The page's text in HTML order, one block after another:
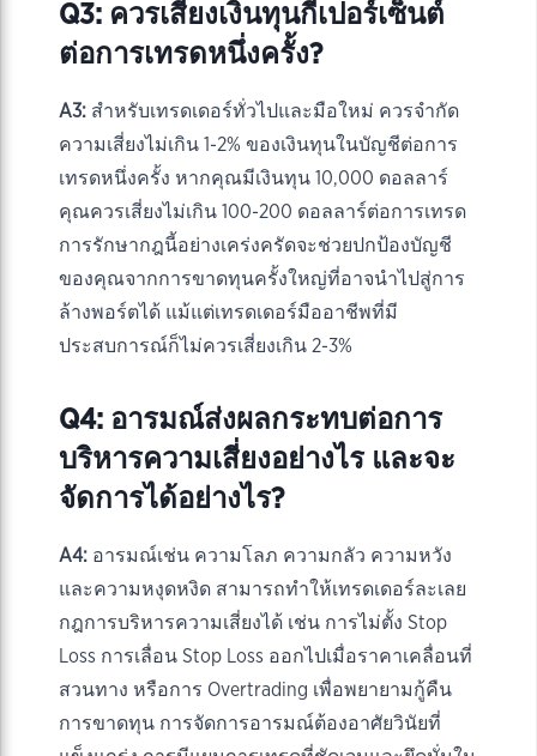
Q3: ควรเสี่ยงเงินทุนกี่เปอร์เซ็นต์
ต่อการเทรดหนึ่งครั้ง?
A3: สำหรับเทรดเดอร์ทั่วไปและมือใหม่ ควรจำกัด
ความเสี่ยงไม่เกิน 1-2% ของเงินทุนในบัญชีต่อการ
เทรดหนึ่งครั้ง หากคุณมีเงินทุน 10,000 ดอลลาร์
คุณควรเสี่ยงไม่เกิน 100-200 ดอลลาร์ต่อการเทรด
การรักษากฎนี้อย่างเคร่งครัดจะช่วยปกป้องบัญชี
ของคุณจากการขาดทุนครั้งใหญ่ที่อาจนำไปสู่การ
ล้างพอร์ตได้ แม้แต่เทรดเดอร์มืออาชีพที่มี
ประสบการณ์ก็ไม่ควรเสี่ยงเกิน 2-3%
Q4: อารมณ์ส่งผลกระทบต่อการ
บริหารความเสี่ยงอย่างไร และจะ
จัดการได้อย่างไร?
A4: อารมณ์เช่น ความโลภ ความกลัว ความหวัง
และความหงุดหงิด สามารถทำให้เทรดเดอร์ละเลย
กฎการบริหารความเสี่ยงได้ เช่น การไม่ตั้ง Stop
Loss การเลื่อน Stop Loss ออกไปเมื่อราคาเคลื่อนที่
สวนทาง หรือการ Overtrading เพื่อพยายามกู้คืน
การขาดทุน การจัดการอารมณ์ต้องอาศัยวินัยที่